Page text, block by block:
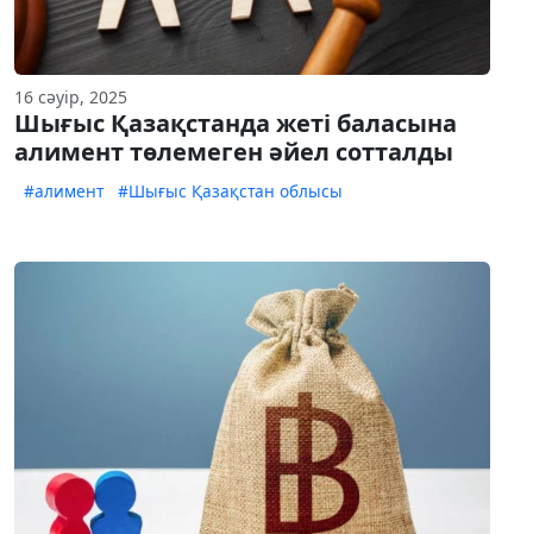
16 сәуір, 2025
Шығыс Қазақстанда жеті баласына
алимент төлемеген әйел сотталды
#алимент #Шығыс Қазақстан облысы